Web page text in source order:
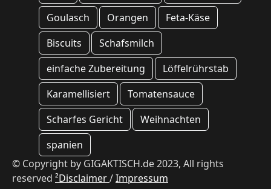
Goulasch
Orangen
Feta-Käse
Biscuits
Schafsmilch
einfache Zubereitung
Löffelrührstab
Karamellisiert
Tomatensauce
Scharfes Gericht
Weihnachten
spanien
© Copyright by GIGAKTISCH.de 2023, All rights
reserved ²Disclaimer/Impressum